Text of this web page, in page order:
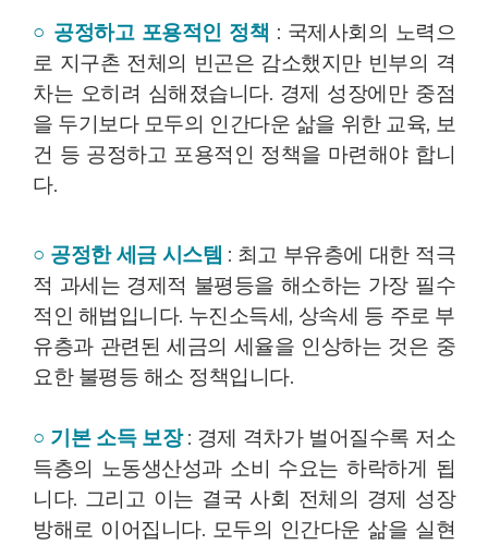
○ 공정하고 포용적인 정책 : 국제사회의 노력으
로 지구촌 전체의 빈곤은 감소했지만 빈부의 격
차는 오히려 심해졌습니다. 경제 성장에만 중점
을 두기보다 모두의 인간다운 삶을 위한 교육, 보
건 등 공정하고 포용적인 정책을 마련해야 합니
다.
○ 공정한 세금 시스템 : 최고 부유층에 대한 적극
적 과세는 경제적 불평등을 해소하는 가장 필수
적인 해법입니다. 누진소득세, 상속세 등 주로 부
유층과 관련된 세금의 세율을 인상하는 것은 중
요한 불평등 해소 정책입니다.
○ 기본 소득 보장: 경제 격차가 벌어질수록 저소
득층의 노동생산성과 소비 수요는 하락하게 됩
니다. 그리고 이는 결국 사회 전체의 경제 성장
방해로 이어집니다. 모두의 인간다운 삶을 실현